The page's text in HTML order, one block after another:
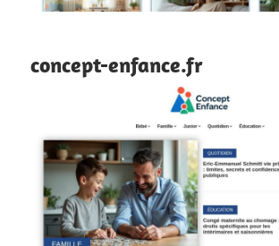
concept-enfance.fr